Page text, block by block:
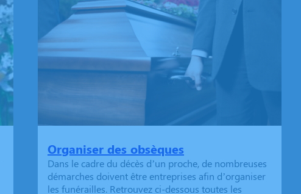
Organiser des obsèques
Dans le cadre du décès d’un proche, de nombreuses
démarches doivent être entreprises afin d’organiser
les funérailles. Retrouvez ci-dessous toutes les